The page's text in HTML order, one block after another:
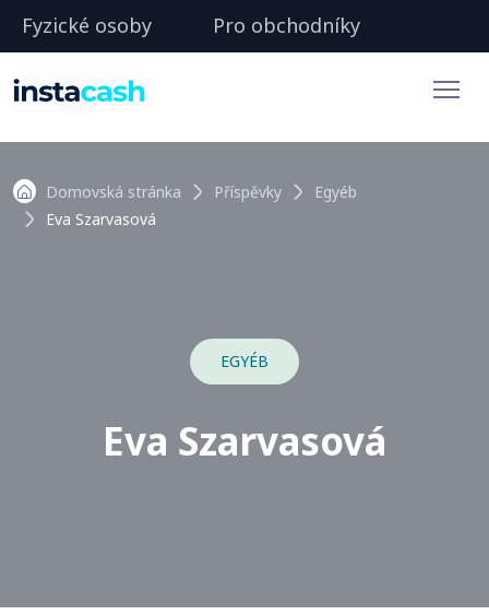
Fyzické osoby Pro obchodníky
Domovská stránka Příspěvky
Egyéb
Eva Szarvasová
EGYÉB
Eva Szarvasová